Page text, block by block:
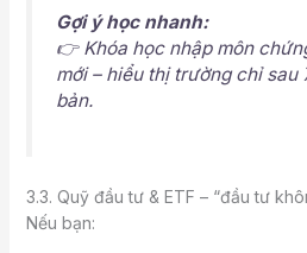
Gợi ý học nhanh:
👉 Khóa học nhập môn
mới– hiểu thị trường chỉ sau
bản.
3.3. Quỹ đầu tư & ETF – “đầu tư
Nếu bạn: